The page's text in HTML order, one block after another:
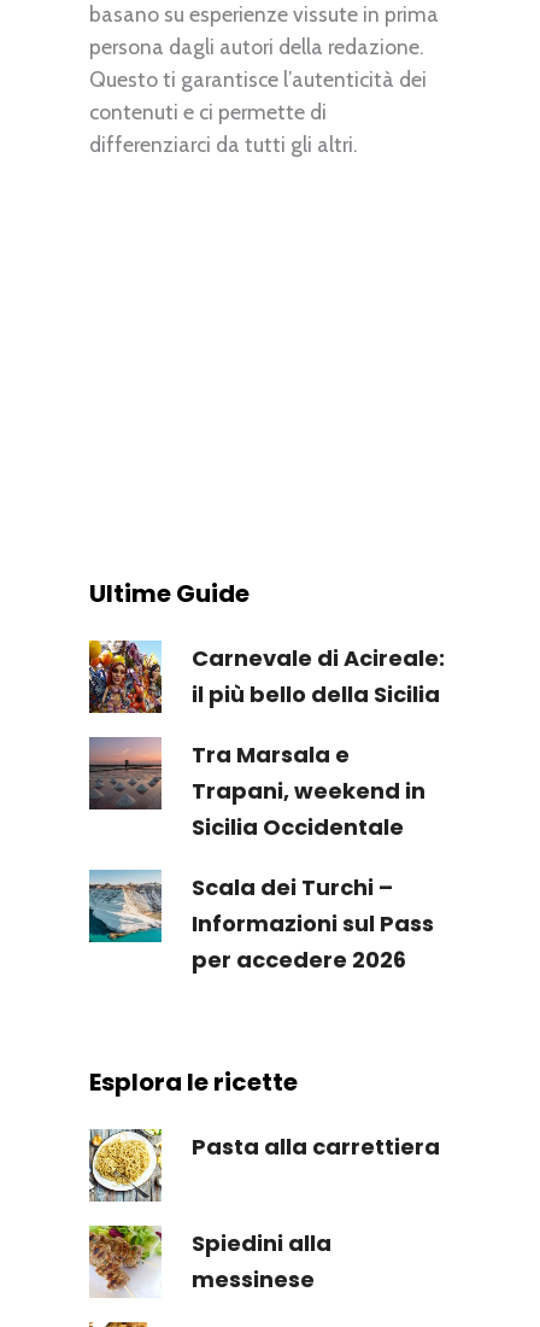
basano su esperienze vissute in prima
persona dagli autori della redazione.
Questo ti garantisce l’autenticità dei
contenuti e ci permette di
differenziarci da tutti gli altri.
Ultime Guide
Carnevale di Acireale:
il più bello della Sicilia
Tra Marsala e
Trapani, weekend in
Sicilia Occidentale
Scala dei Turchi –
Informazioni sul Pass
per accedere 2026
Esplora le ricette
Pasta alla carrettiera
Spiedini alla
messinese